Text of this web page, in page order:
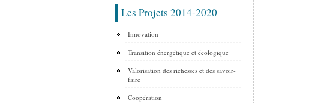
Les Projets 2014-2020
Innovation
Transition énergétique et écologique
Valorisation des richesses et des savoir-
faire
Coopération